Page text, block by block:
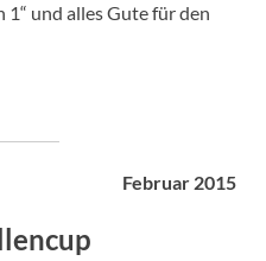
und alles Gute für den
Februar 2015